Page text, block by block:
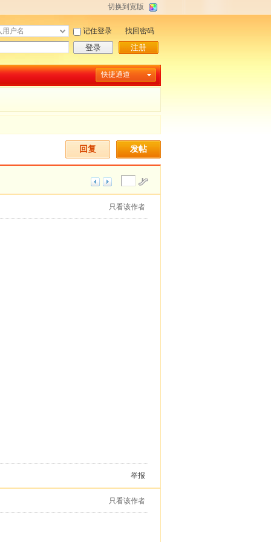
切换到宽版
记住登录
登录
找回密码
注册
快捷通道
发帖
回复
只看该作者
举报
只看该作者